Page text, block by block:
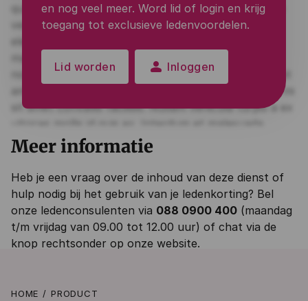
en nog veel meer. Word lid of login en krijg
toegang tot exclusieve ledenvoordelen.
Lid worden person Inloggen
Meer informatie
Heb je een vraag over de inhoud van deze dienst of
hulp nodig bij het gebruik van je ledenkorting? Bel
onze ledenconsulenten via 088 0900 400 (maandag
t/m vrijdag van 09.00 tot 12.00 uur) of chat via de
knop rechtsonder op onze website.
HOME PRODUCT